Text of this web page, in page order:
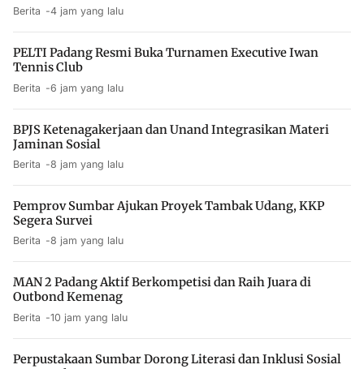
Berita 4 jam yang lalu
PELTI Padang Resmi Buka Turnamen Executive Iwan
Tennis Club
Berita 6 jam yang lalu
BPJS Ketenagakerjaan dan Unand Integrasikan Materi
Jaminan Sosial
Berita 8 jam yang lalu
Pemprov Sumbar Ajukan Proyek Tambak Udang, KKP
Segera Survei
Berita 8 jam yang lalu
MAN 2 Padang Aktif Berkompetisi dan Raih Juara di
Outbond Kemenag
Berita 10 jam yang lalu
Perpustakaan Sumbar Dorong Literasi dan Inklusi Sosial